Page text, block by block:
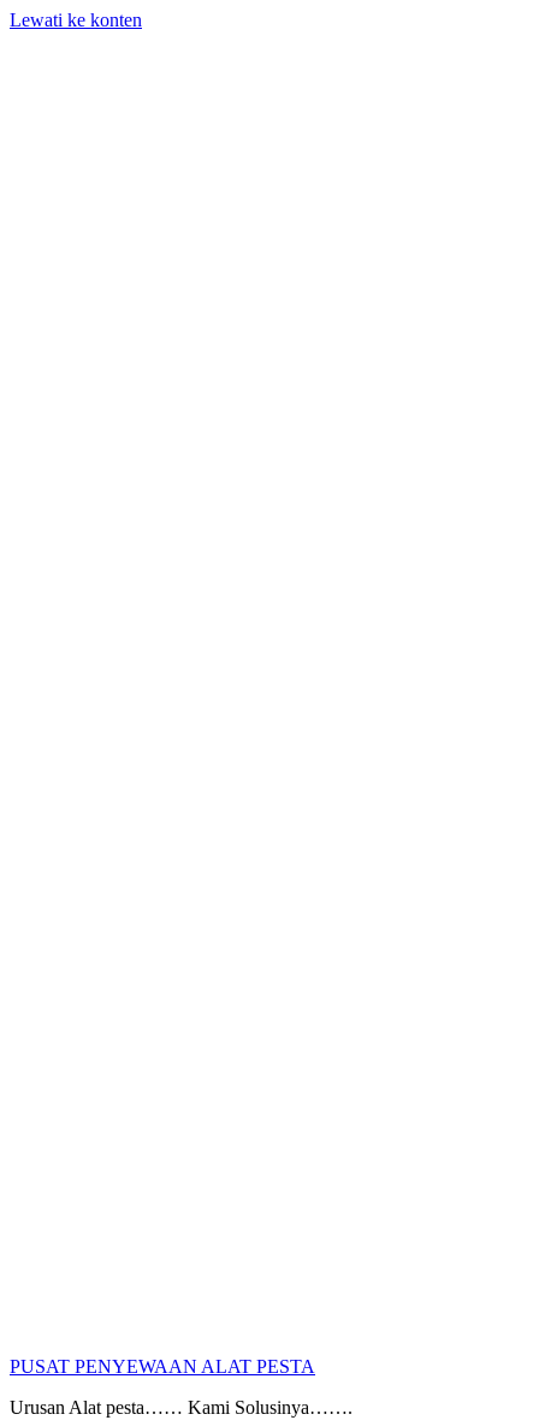
Lewati ke konten
PUSAT PENYEWAAN ALAT PESTA
Urusan Alat pesta…… Kami Solusinya…….